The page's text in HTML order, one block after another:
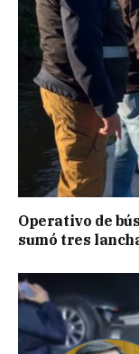
Operativo de
sumó tres